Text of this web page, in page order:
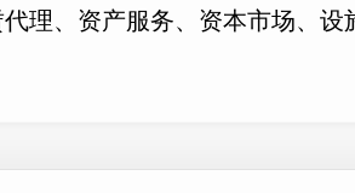
理、资产服务、资本市场、设